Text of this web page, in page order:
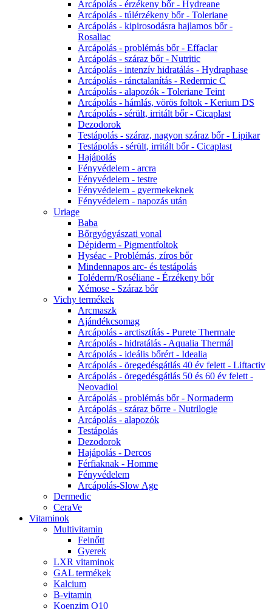
Arcápolás - érzékeny bőr - Hydreane
Arcápolás - túlérzékeny bőr - Toleriane
Arcápolás - kipirosodásra hajlamos bőr -
Rosaliac
Arcápolás - problémás bőr - Effaclar
Arcápolás - száraz bőr - Nutritic
Arcápolás - intenzív hidratálás - Hydraphase
Arcápolás - ránctalanítás - Redermic C
Arcápolás - alapozók - Toleriane Teint
Arcápolás - hámlás, vörös foltok - Kerium DS
Arcápolás - sérült, irritált bőr - Cicaplast
Dezodorok
Testápolás - száraz, nagyon száraz bőr - Lipikar
Testápolás - sérült, irritált bőr - Cicaplast
Hajápolás
Fényvédelem - arcra
Fényvédelem - testre
Fényvédelem - gyermekeknek
Fényvédelem - napozás után
Uriage
Baba
Bőrgyógyászati vonal
Dépiderm - Pigmentfoltok
Hyséac - Problémás, zíros bőr
Mindennapos arc- és testápolás
Toléderm/Roséliane - Érzékeny bőr
Xémose - Száraz bőr
Vichy termékek
Arcmaszk
Ajándékcsomag
Arcápolás - arctisztítás - Purete Thermale
Arcápolás - hidratálás - Aqualia Thermál
Arcápolás - ideális bőrért - Idealia
Arcápolás - öregedésgátlás 40 év felett - Liftactiv
Arcápolás - öregedésgátlás 50 és 60 év felett -
Neovadiol
Arcápolás - problémás bőr - Normaderm
Arcápolás - száraz bőrre - Nutrilogie
Arcápolás - alapozók
Testápolás
Dezodorok
Hajápolás - Dercos
Férfiaknak - Homme
Fényvédelem
Arcápolás-Slow Age
Dermedic
CeraVe
Vitaminok
Multivitamin
Felnőtt
Gyerek
LXR vitaminok
GAL termékek
Kalcium
B-vitamin
Koenzim Q10